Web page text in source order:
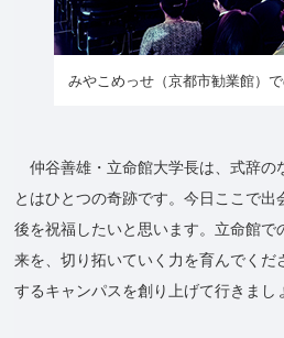
みやこめっせ（京都市勧業館）
仲谷善雄・立命館大学長は、式辞の
とはひとつの奇跡です。今日ここで
後を祝福したいと思います。立命館
来を、切り拓いていく力を育んでくだ
するキャンパスを創り上げて行きまし